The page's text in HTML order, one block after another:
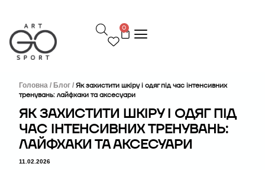
р
е
й
0
Головна / Блог / Як захистити шкіру і одяг під час інтенсивних
тренувань: лайфхаки та аксесуари
ЯК ЗАХИСТИТИ ШКІРУ І ОДЯГ ПІД
ЧАС ІНТЕНСИВНИХ ТРЕНУВАНЬ:
ЛАЙФХАКИ ТА АКСЕСУАРИ
11.02.2026